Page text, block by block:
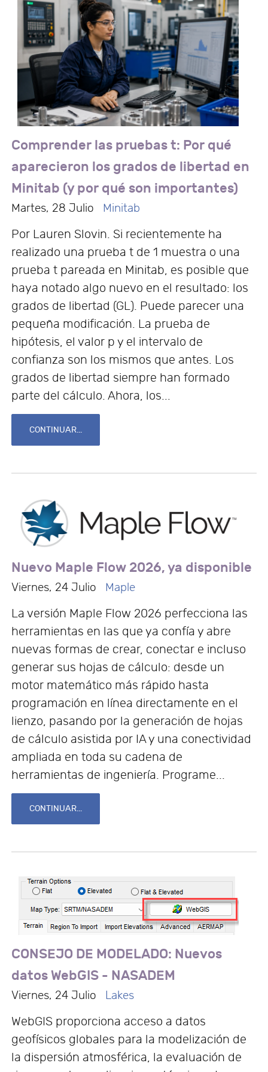
Comprender las pruebas t: Por qué
aparecieron los grados de libertad en
Minitab (y por qué son importantes)
Martes, 28 Julio Minitab
Por Lauren Slovin. Si recientemente ha
realizado una prueba t de 1 muestra o una
prueba t pareada en Minitab, es posible que
haya notado algo nuevo en el resultado: los
grados de libertad (GL). Puede parecer una
pequeña modificación. La prueba de
hipótesis, el valor p y el intervalo de
confianza son los mismos que antes. Los
grados de libertad siempre han formado
parte del cálculo. Ahora, los...
CONTINUAR...
Nuevo Maple Flow 2026, ya disponible
Viernes, 24 Julio Maple
La versión Maple Flow 2026 perfecciona las
herramientas en las que ya confía y abre
nuevas formas de crear, conectar e incluso
generar sus hojas de cálculo: desde un
motor matemático más rápido hasta
programación en línea directamente en el
lienzo, pasando por la generación de hojas
de cálculo asistida por IA y una conectividad
ampliada en toda su cadena de
herramientas de ingeniería. Programe...
CONTINUAR...
CONSEJO DE MODELADO: Nuevos
datos WebGIS - NASADEM
Viernes, 24 Julio Lakes
WebGIS proporciona acceso a datos
geofísicos globales para la modelización de
la dispersión atmosférica, la evaluación de